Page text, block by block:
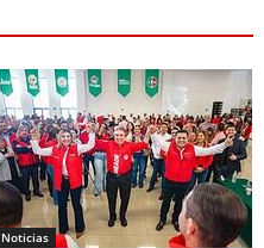
Noticias